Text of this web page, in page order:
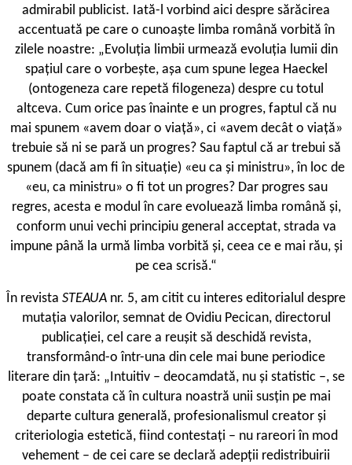
admirabil publicist. Iată-l vorbind aici despre sărăcirea
accentuată pe care o cunoaște limba română vorbită în
zilele noastre: „Evoluția limbii urmează evoluția lumii din
spațiul care o vorbește, așa cum spune legea Haeckel
(ontogeneza care repetă filogeneza) despre cu totul
altceva. Cum orice pas înainte e un progres, faptul că nu
mai spunem «avem doar o viață», ci «avem decât o viață»
trebuie să ni se pară un progres? Sau faptul că ar trebui să
spunem (dacă am fi în situație) «eu ca și ministru», în loc de
«eu, ca ministru» o fi tot un progres? Dar progres sau
regres, acesta e modul în care evoluează limba română și,
conform unui vechi principiu general acceptat, strada va
impune până la urmă limba vorbită și, ceea ce e mai rău, și
pe cea scrisă.“
În revista STEAUA nr. 5, am citit cu interes editorialul despre
mutația valorilor, semnat de Ovidiu Pecican, directorul
publicației, cel care a reușit să deschidă revista,
transformând-o într-una din cele mai bune periodice
literare din țară: „Intuitiv – deocamdată, nu și statistic –, se
poate constata că în cultura noastră unii susțin pe mai
departe cultura generală, profesionalismul creator și
criteriologia estetică, fiind contestați – nu rareori în mod
vehement – de cei care se declară adepții redistribuirii